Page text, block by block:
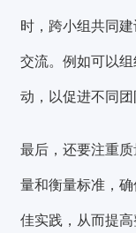
时，跨小组共同
交流。例如可以
动，以促进不同团
最后，还要注重
量和衡量标准，
佳实践，从而提高